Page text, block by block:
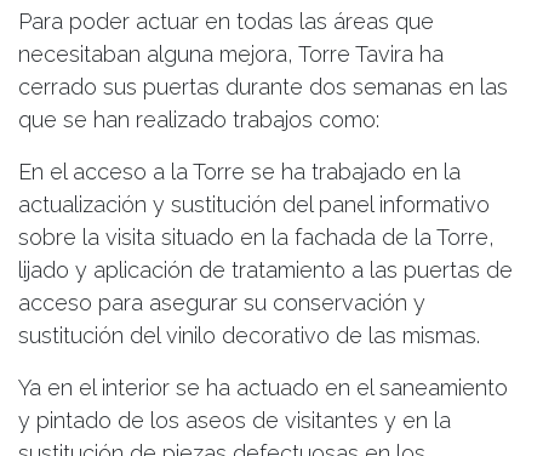
Para poder actuar en todas las áreas que
necesitaban alguna mejora, Torre Tavira ha
cerrado sus puertas durante dos semanas en las
que se han realizado trabajos como:
En el acceso a la Torre se ha trabajado en la
actualización y sustitución del panel informativo
sobre la visita situado en la fachada de la Torre,
lijado y aplicación de tratamiento a las puertas de
acceso para asegurar su conservación y
sustitución del vinilo decorativo de las mismas.
Ya en el interior se ha actuado en el saneamiento
y pintado de los aseos de visitantes y en la